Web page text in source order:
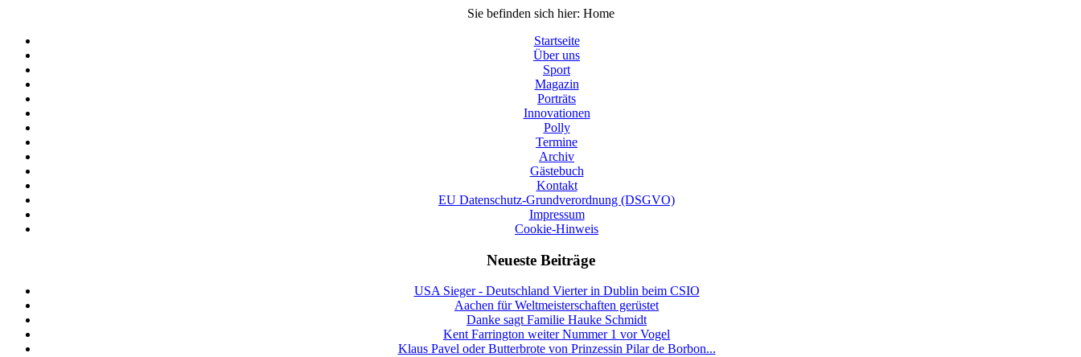
Sie befinden sich hier: Home
Startseite
Über uns
Sport
Magazin
Porträts
Innovationen
Polly
Termine
Archiv
Gästebuch
Kontakt
EU Datenschutz-Grundverordnung (DSGVO)
Impressum
Cookie-Hinweis
Neueste Beiträge
USA Sieger - Deutschland Vierter in Dublin beim CSIO
Aachen für Weltmeisterschaften gerüstet
Danke sagt Familie Hauke Schmidt
Kent Farrington weiter Nummer 1 vor Vogel
Klaus Pavel oder Butterbrote von Prinzessin Pilar de Borbon...